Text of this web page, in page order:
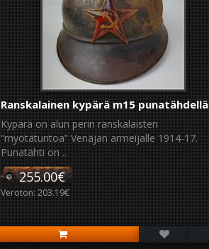
Ranskalainen kypärä m15 punatähdellä
Kypärä on alun perin ranskalaisten
”myötätuntoa” Venäjän armeijalle 1914-17.
Punatähti on ..
255.00€
Veroton: 203.19€